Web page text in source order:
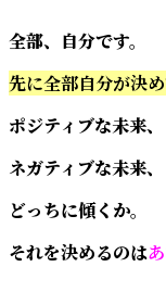
全部、自分です。
先に全部自分が決め
ポジティブな未来、
ネガティブな未来、
どっちに傾くか。
それを決めるのは